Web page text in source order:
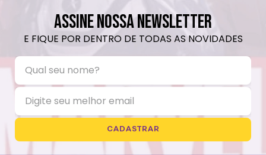
ASSINE NOSSA NEWSLETTER
E FIQUE POR DENTRO DE TODAS AS NOVIDADES
CADASTRAR